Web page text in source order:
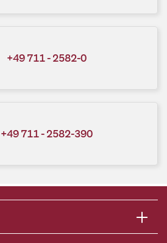
+49 711 - 2582-0
+49 711 - 2582-390